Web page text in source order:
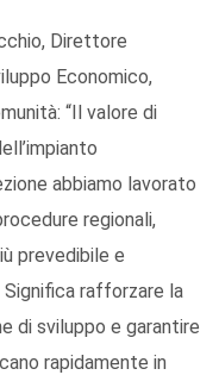
Direttore
Economico,
“Il valore di
abbiamo lavorato
regionali,
prevedibile e
rafforzare la
di sviluppo e garantire
rapidamente in